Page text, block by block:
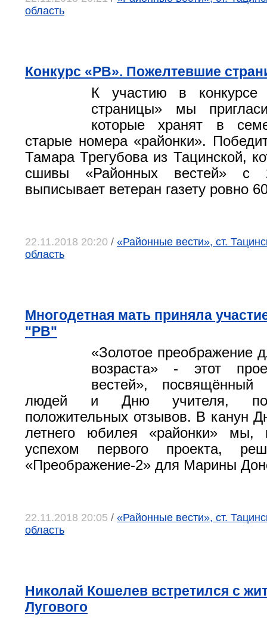
область
Конкурс «РВ». Пожелтевшие
К участию в конкурсе
страницы» мы
которые хранят в
старые номера «районки».
Тамара Трегубова из Тацинской,
сшивы «Районных вестей» с
выписывает ветеран газету ровно
22.11.2018 20:20 / «Районные вести», ст.
область
Многодетная мать приняла
"РВ"
«Золотое преображение
возраста» - этот
вестей»,
людей и Дню учителя,
положительных отзывов. В канун
летнего юбилея «районки» мы,
успехом первого проекта,
«Преображение-2» для Марины
22.11.2018 20:05 / «Районные вести», ст.
область
Николай Кошелев встретился с
Лугового